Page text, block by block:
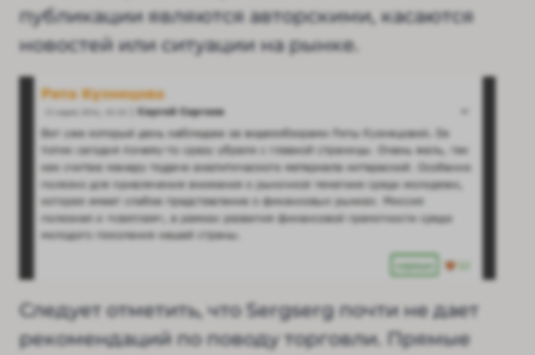
публикации являются авторскими, касаются
новостей или ситуации на рынке.
Следует отметить, что Sergserg почти не дает
рекомендаций по поводу торговли. Прямые